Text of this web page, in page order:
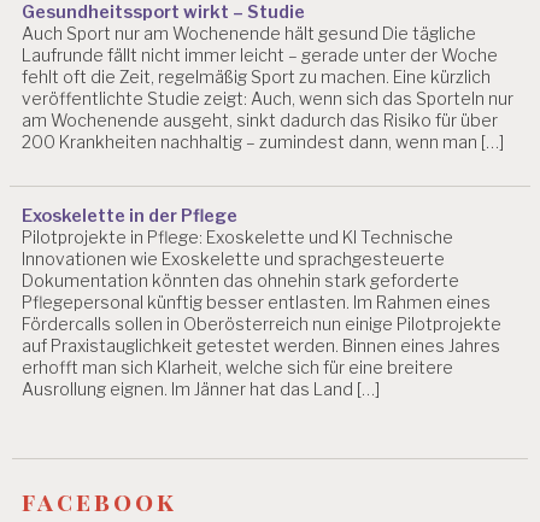
R
A
N
K
U
N
G
IS
I
K
E
N
E
V
A
R
U
Gesundheitssport wirkt – Studie
Auch Sport nur am Wochenende hält gesund Die tägliche
Laufrunde fällt nicht immer leicht – gerade unter der Woche
fehlt oft die Zeit, regelmäßig Sport zu machen. Eine kürzlich
veröffentlichte Studie zeigt: Auch, wenn sich das Sporteln nur
am Wochenende ausgeht, sinkt dadurch das Risiko für über
200 Krankheiten nachhaltig – zumindest dann, wenn man […]
Exoskelette in der Pflege
Pilotprojekte in Pflege: Exoskelette und KI Technische
Innovationen wie Exoskelette und sprachgesteuerte
Dokumentation könnten das ohnehin stark geforderte
Pflegepersonal künftig besser entlasten. Im Rahmen eines
Fördercalls sollen in Oberösterreich nun einige Pilotprojekte
auf Praxistauglichkeit getestet werden. Binnen eines Jahres
erhofft man sich Klarheit, welche sich für eine breitere
Ausrollung eignen. Im Jänner hat das Land […]
facebook